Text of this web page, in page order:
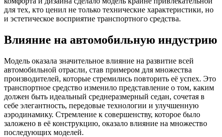
для тех, кто ценил не только технические характеристики, но
и эстетическое восприятие транспортного средства.
Влияние на автомобильную индустрию
Модель оказала значительное влияние на развитие всей
автомобильной отрасли, став примером для множества
производителей, которые стремились повторить её успех. Это
транспортное средство изменило представление о том, каким
должен быть идеальный среднеразмерный седан, сочетая в
себе элегантность, передовые технологии и улучшенную
аэродинамику. Стремление к совершенству, которое было
заложено в её конструкцию, оказало влияние на множество
последующих моделей.